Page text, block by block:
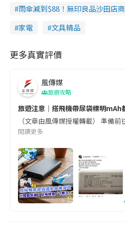
雨傘減到$88！無印良品沙田店
家電
文具精品
更多真實評價
風傳媒
旅遊攻略
旅遊注意｜搭飛機帶尿袋標明
（文章由風傳媒授權轉載） 準備
閱讀更多